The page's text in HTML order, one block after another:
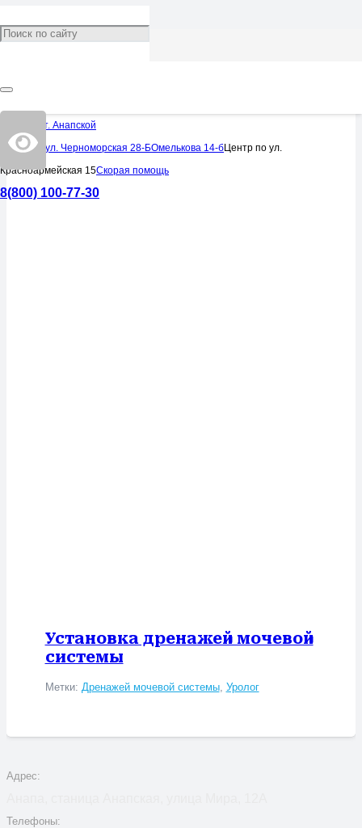
Центр в ст. Анапской
Центр по ул. Черноморская 28-БОмелькова 14-бЦентр по ул.
Красноармейская 15Скорая помощь
8(800) 100-77-30
Дренажей мочевой
УСЛУГИ
Установка дренажей мочевой
системы
Метки: Дренажей мочевой системы, Уролог
Адрес:
Телефоны: